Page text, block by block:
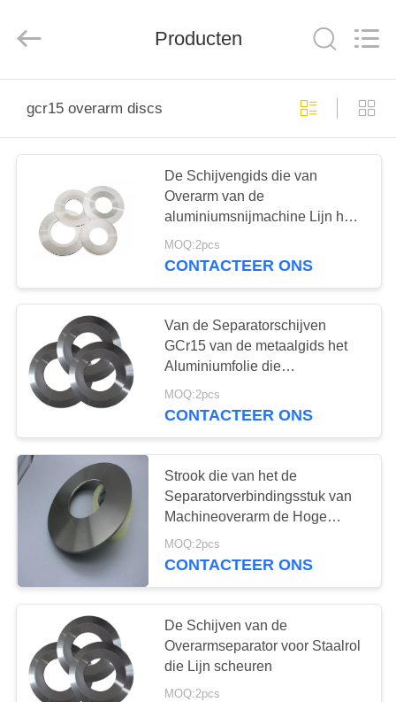
PRODUCTEN
VIDEO'S
OVER
ONS
FABRIEKSTOCHT
KWALITEITSCONTROLE
NIEUWS
GEVALLEN
VRAAG
EEN
OFFERTE
SITEMAP
Producten
gcr15 overarm discs
De Schijvengids die van
Overarm van de
aluminiumsnijmachine Lijn het
Bewerken scheuren
MOQ:2pcs
CONTACTEER ONS
Van de Separatorschijven
GCr15 van de metaalgids het
Aluminiumfolie die
Machinecomponenten
scheuren
MOQ:2pcs
CONTACTEER ONS
Strook die van het de
Separatorverbindingsstuk van
Machineoverarm de Hoge
Hardheid scheuren
MOQ:2pcs
CONTACTEER ONS
De Schijven van de
Overarmseparator voor Staalrol
die Lijn scheuren
MOQ:2pcs